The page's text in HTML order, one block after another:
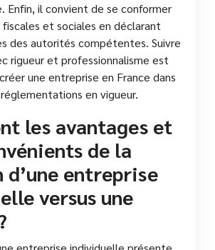
Enfin, il convient de se conformer
et sociales en déclarant
des autorités compétentes. Suivre
rigueur et professionnalisme est
une entreprise en France dans
en vigueur.
les avantages et
de la
entreprise
versus une